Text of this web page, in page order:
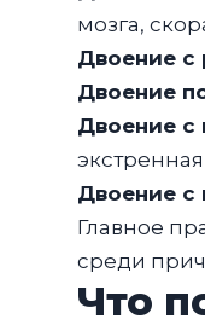
мозга,
Двоение с
Двоение
Двоение с
Двоение с
Главное
среди
Что